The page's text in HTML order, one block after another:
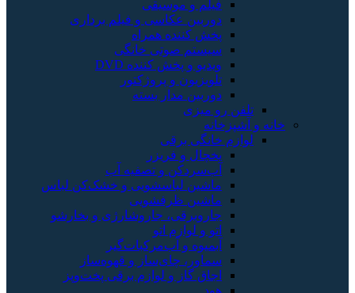
فیلم و موسیقی
دوربین عکاسی و فیلم برداری
پخش کننده همراه
سیستم صوتی خانگی
ویدیو و پخش کننده DVD
تلویزیون و پروژکتور
دوربین مدار بسته
تلفن رو میزی
خانه و آشپزخانه
لوازم خانگی برقی
یخچال و فریزر
آب‌سردکن و تصفیه آب
ماشین لباسشویی و خشک‌کن لباس
ماشین ظرفشویی
جاروبرقی، جاروشارژی و بخارشو
اتو و لوازم اتو
آبمیوه و آب‌مرکبات‌گیر
سماور، چای‌ساز و قهوه‌ساز
اجاق گاز و لوازم برقی پخت‌وپز